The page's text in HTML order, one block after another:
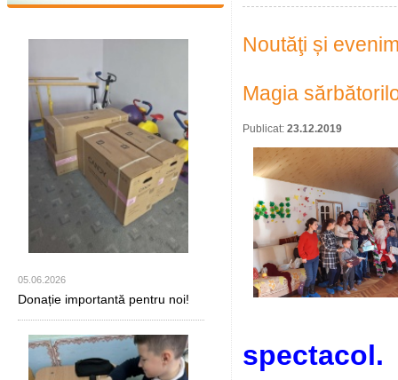
05.06.2026
Donație importantă pentru noi!
Noutăţi și
Magia
Publicat: 23.12.2019
spectacol.